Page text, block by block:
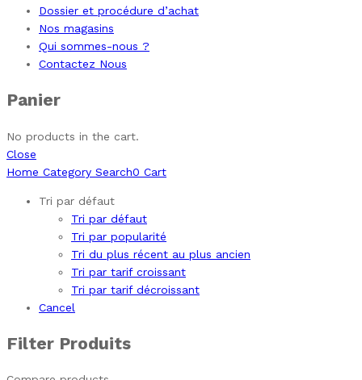
Dossier et procédure d’achat
Nos magasins
Qui sommes-nous ?
Contactez Nous
Panier
No products in the cart.
Close
Home Category Search0 Cart
Tri par défaut
Tri par défaut
Tri par popularité
Tri du plus récent au plus ancien
Tri par tarif croissant
Tri par tarif décroissant
Cancel
Filter Produits